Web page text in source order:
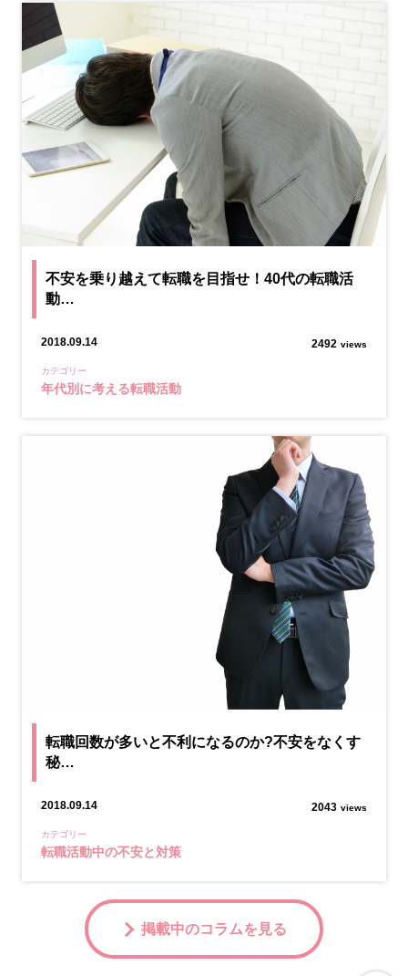
不安を乗り越えて転職を目指せ！40代の転職活
動…
2018.09.14 2492 views
カテゴリー
年代別に考える転職活動
転職回数が多いと不利になるのか?不安をなくす
秘…
2018.09.14 2043 views
カテゴリー
転職活動中の不安と対策
掲載中のコラムを見る